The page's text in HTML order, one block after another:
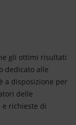
gli ottimi risultati
dedicato alle
a disposizione per
delle
richieste di